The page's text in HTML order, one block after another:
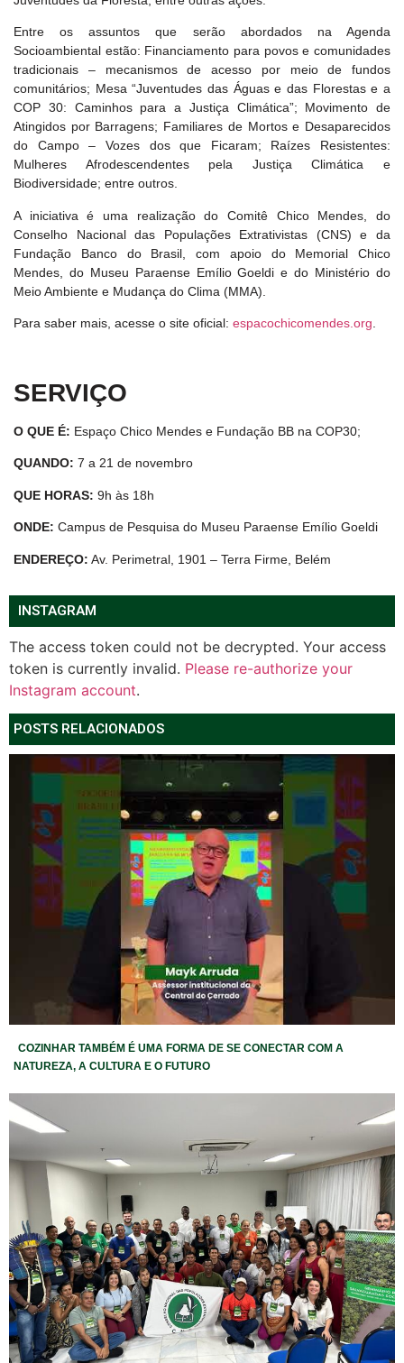
Entre os assuntos que serão abordados na Agenda
Socioambiental estão: Financiamento para povos e comunidades
tradicionais – mecanismos de acesso por meio de fundos
comunitários; Mesa “Juventudes das Águas e das Florestas e a
COP 30: Caminhos para a Justiça Climática”; Movimento de
Atingidos por Barragens; Familiares de Mortos e Desaparecidos
do Campo – Vozes dos que Ficaram; Raízes Resistentes:
Mulheres Afrodescendentes pela Justiça Climática e
Biodiversidade; entre outros.
A iniciativa é uma realização do Comitê Chico Mendes, do
Conselho Nacional das Populações Extrativistas (CNS) e da
Fundação Banco do Brasil, com apoio do Memorial Chico
Mendes, do Museu Paraense Emílio Goeldi e do Ministério do
Meio Ambiente e Mudança do Clima (MMA).
Para saber mais, acesse o site oficial: espacochicomendes.org
SERVIÇO
O QUE É: Espaço Chico Mendes e Fundação BB na COP30;
QUANDO: 7 a 21 de novembro
QUE HORAS: 9h às 18h
ONDE: Campus de Pesquisa do Museu Paraense Emílio Goeldi
ENDEREÇO: Av. Perimetral, 1901 – Terra Firme, Belém
INSTAGRAM
The access token could not be decrypted. Your access
token is currently invalid. Please re-authorize your
Instagram account.
POSTS RELACIONADOS
COZINHAR TAMBÉM É UMA FORMA DE SE CONECTAR COM A
NATUREZA, A CULTURA E O FUTURO